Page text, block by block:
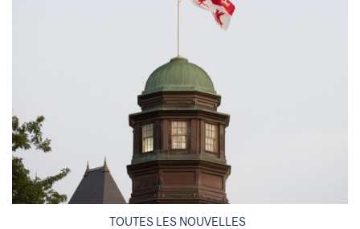
TOUTES LES NOUVELLES